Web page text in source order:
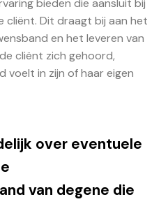
cliënt. Dit draagt bij aan het
en het leveren van
cliënt zich gehoord,
voelt in zijn of haar eigen
over eventuele
van degene die